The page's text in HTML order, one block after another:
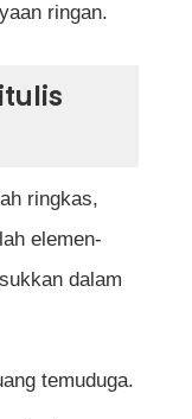
ringan.
ringkas,
elemen-
dalam
temuduga.